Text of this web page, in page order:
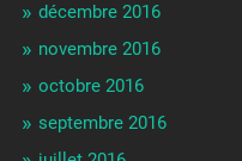
décembre 2016
novembre 2016
octobre 2016
septembre 2016